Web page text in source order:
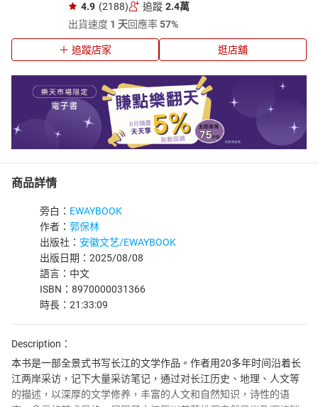
4.9 (2188) 追蹤 2.4萬
出貨速度 1 天回應率57%
追蹤店家 逛店舖
商品詳情
旁白： EWAYBOOK
作者： 郭保林
出版社： 安徽文艺/EWAYBOOK
出版日期：2025/08/08
語言：中文
ISBN：8970000031366
時長：21:33:09
Description：
本书是一部全景式书写长江的文学作品。作者用20多年时间沿着长
江两岸采访，记下大量采访笔记，通过对长江历史、地理、人文等
的描述，以深厚的文学修养，丰富的人文和自然知识，诗性的语